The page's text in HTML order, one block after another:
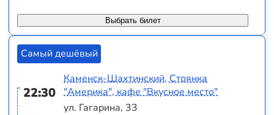
Выбрать билет
Самый дешёвый
22:30
Каменск-Шахтинский, Стоянка
"Америка", кафе "Вкусное место"
ул. Гагарина, 33